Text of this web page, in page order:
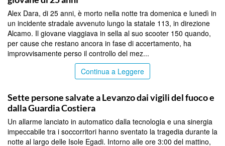
Alex Dara, di 25 anni, è morto nella notte tra domenica e lunedì in
un incidente stradale avvenuto lungo la statale 113, in direzione
Alcamo. Il giovane viaggiava in sella al suo scooter 150 quando,
per cause che restano ancora in fase di accertamento, ha
improvvisamente perso il controllo del mez...
Continua a Leggere
Sette persone salvate a Levanzo dai vigili del fuoco e
dalla Guardia Costiera
Un allarme lanciato in automatico dalla tecnologia e una sinergia
impeccabile tra i soccorritori hanno sventato la tragedia durante la
notte al largo delle Isole Egadi. Intorno alle ore 3:00 del mattino,